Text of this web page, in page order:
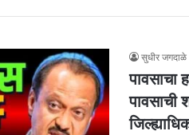
सुधीर जगदाळे
पावसाचा
पावसाची